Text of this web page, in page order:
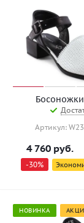
Артикул:
4 760 руб.
-30%
НОВИНКА